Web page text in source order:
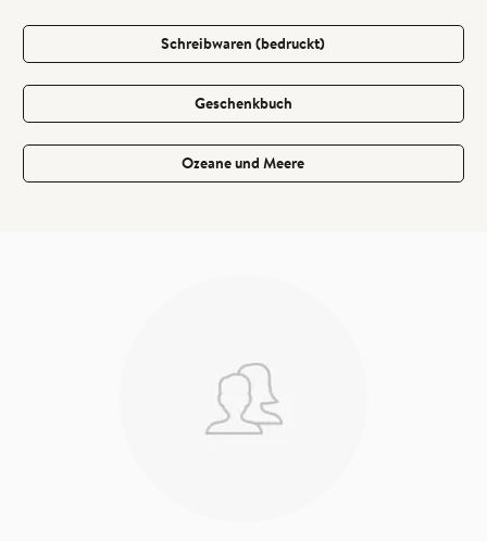
Schreibwaren (bedruckt)
Geschenkbuch
Ozeane und Meere